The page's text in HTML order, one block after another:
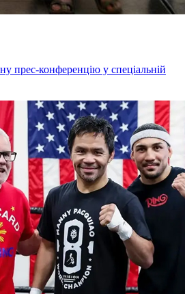
прес-конференцію у спеціальній